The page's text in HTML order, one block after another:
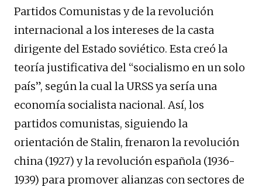
Partidos Comunistas y de la revolución
internacional a los intereses de la casta
dirigente del Estado soviético. Esta creó la
teoría justificativa del “socialismo en un solo
país”, según la cual la URSS ya sería una
economía socialista nacional. Así, los
partidos comunistas, siguiendo la
orientación de Stalin, frenaron la revolución
china (1927) y la revolución española (1936-
1939) para promover alianzas con sectores de